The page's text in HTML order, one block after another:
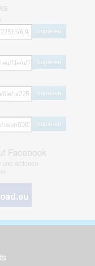
kopieren
kopieren
kopieren
kopieren
Facebook
und Aktionen